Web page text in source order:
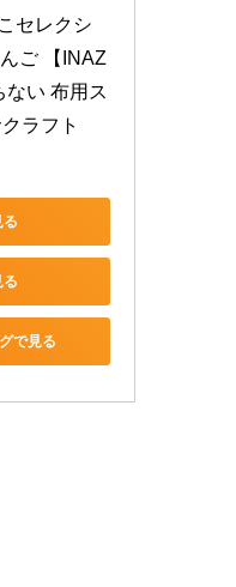
セレクシ
ご 【INAZ
ない 布用ス
ラフト
る
で見る